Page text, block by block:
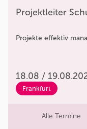
Projektleiter
Projekte effektiv
18.08 /
Frankfurt
Alle Termine